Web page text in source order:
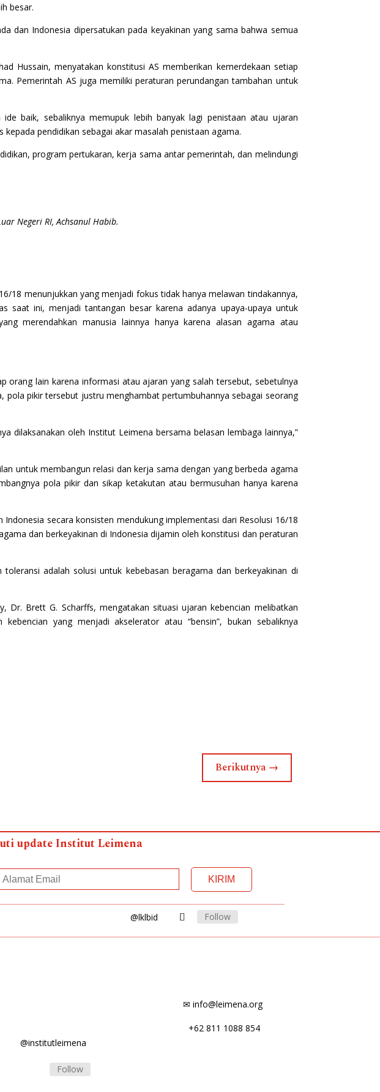
besar.
dan Indonesia dipersatukan pada keyakinan yang sama bahwa semua
Hussain, menyatakan konstitusi AS memberikan kemerdekaan setiap
Pemerintah AS juga memiliki peraturan perundangan tambahan untuk
baik, sebaliknya memupuk lebih banyak lagi penistaan atau ujaran
pendidikan sebagai akar masalah penistaan agama.
program pertukaran, kerja sama antar pemerintah, dan melindungi
Negeri RI, Achsanul Habib.
18 menunjukkan yang menjadi fokus tidak hanya melawan tindakannya,
ini, menjadi tantangan besar karena adanya upaya-upaya untuk
merendahkan manusia lainnya hanya karena alasan agama atau
orang lain karena informasi atau ajaran yang salah tersebut, sebetulnya
pola pikir tersebut justru menghambat pertumbuhannya sebagai seorang
dilaksanakan oleh Institut Leimena bersama belasan lembaga lainnya,”
untuk membangun relasi dan kerja sama dengan yang berbeda agama
pola pikir dan sikap ketakutan atau bermusuhan hanya karena
secara konsisten mendukung implementasi dari Resolusi 16/18
dan berkeyakinan di Indonesia dijamin oleh konstitusi dan peraturan
adalah solusi untuk kebebasan beragama dan berkeyakinan di
Dr. Brett G. Scharffs, mengatakan situasi ujaran kebencian melibatkan
yang menjadi akselerator atau “bensin”, bukan sebaliknya
Berikutnya→
update Institut Leimena
@lklbid Follow
@institutleimena
Follow
✉ info@leimena.org
+62 811 1088 854